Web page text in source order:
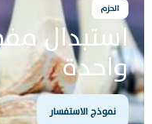
الحزم
استبدال
واحدة
نموذج الاستفسار